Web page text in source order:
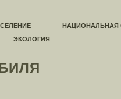
НАЦИОНАЛЬНАЯ
ЭКОЛОГИЯ